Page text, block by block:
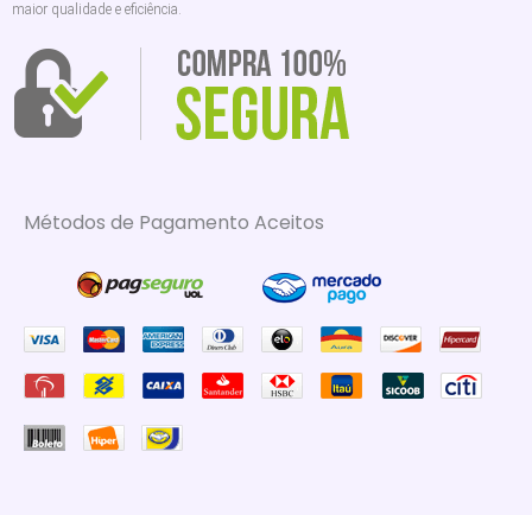
maior qualidade e eficiência.
Métodos de Pagamento Aceitos